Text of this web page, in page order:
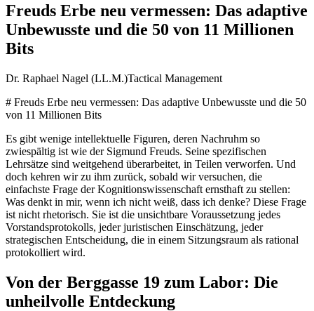
Freuds Erbe neu vermessen: Das adaptive
Unbewusste und die 50 von 11 Millionen
Bits
Dr. Raphael Nagel (LL.M.)Tactical Management
# Freuds Erbe neu vermessen: Das adaptive Unbewusste und die 50
von 11 Millionen Bits
Es gibt wenige intellektuelle Figuren, deren Nachruhm so
zwiespältig ist wie der Sigmund Freuds. Seine spezifischen
Lehrsätze sind weitgehend überarbeitet, in Teilen verworfen. Und
doch kehren wir zu ihm zurück, sobald wir versuchen, die
einfachste Frage der Kognitionswissenschaft ernsthaft zu stellen:
Was denkt in mir, wenn ich nicht weiß, dass ich denke? Diese Frage
ist nicht rhetorisch. Sie ist die unsichtbare Voraussetzung jedes
Vorstandsprotokolls, jeder juristischen Einschätzung, jeder
strategischen Entscheidung, die in einem Sitzungsraum als rational
protokolliert wird.
Von der Berggasse 19 zum Labor: Die
unheilvolle Entdeckung